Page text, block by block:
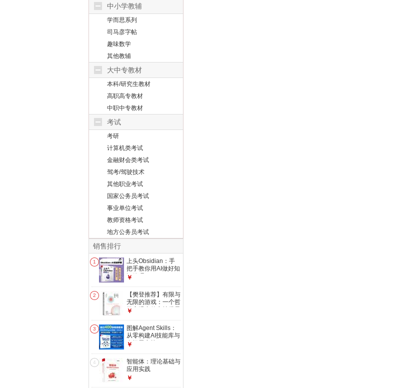
中小学教辅
学而思系列
司马彦字帖
趣味数学
其他教辅
大中专教材
本科/研究生教材
高职高专教材
中职中专教材
考试
考研
计算机类考试
金融财会类考试
驾考/驾驶技术
其他职业考试
国家公务员考试
事业单位考试
教师资格考试
地方公务员考试
销售排行
1
上头Obsidian：手
把手教你用AI做好知
识管理
￥
2
【樊登推荐】有限与
无限的游戏：一个哲
学家眼中的竞技世界
￥
3
图解Agent Skills：
从零构建AI技能库与
多场景实战
￥
4
智能体：理论基础与
应用实践
￥